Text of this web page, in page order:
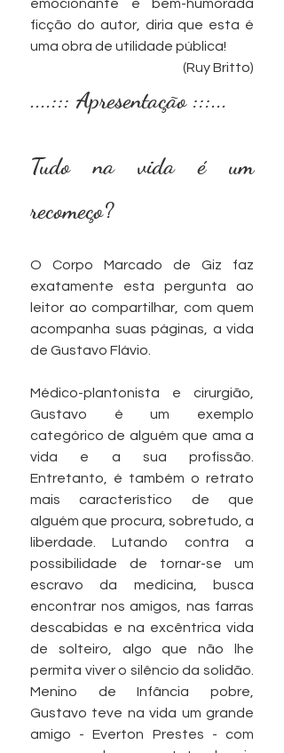
emocionante e bem-humorada
ficção do autor, diria que esta é
uma obra de utilidade pública!
(Ruy Britto)
....::: Apresentação :::...
Tudo na vida é um
recomeço?
O Corpo Marcado de Giz faz
exatamente esta pergunta ao
leitor ao compartilhar, com quem
acompanha suas páginas, a vida
de Gustavo Flávio.
Médico-plantonista e cirurgião,
Gustavo é um exemplo
categórico de alguém que ama a
vida e a sua profissão.
Entretanto, é também o retrato
mais característico de que
alguém que procura, sobretudo, a
liberdade. Lutando contra a
possibilidade de tornar-se um
escravo da medicina, busca
encontrar nos amigos, nas farras
descabidas e na excêntrica vida
de solteiro, algo que não lhe
permita viver o silêncio da solidão.
Menino de Infância pobre,
Gustavo teve na vida um grande
amigo - Everton Prestes - com